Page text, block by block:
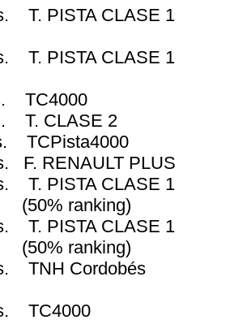
hs. T. PISTA CLASE
hs. T. PISTA CLASE
hs. TC4000
hs. T. CLASE
hs. TCPista4000
hs. F. RENAULT
hs. T. PISTA CLASE
(50% ranking)
hs. T. PISTA CLASE
(50% ranking)
hs. TNH
hs. TC4000